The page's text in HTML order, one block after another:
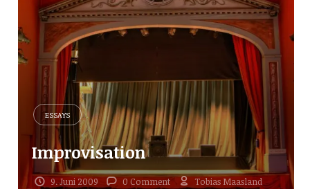
ESSAYS
Improvisation
9. Juni 2009 0 Comment
Tobias Maasland